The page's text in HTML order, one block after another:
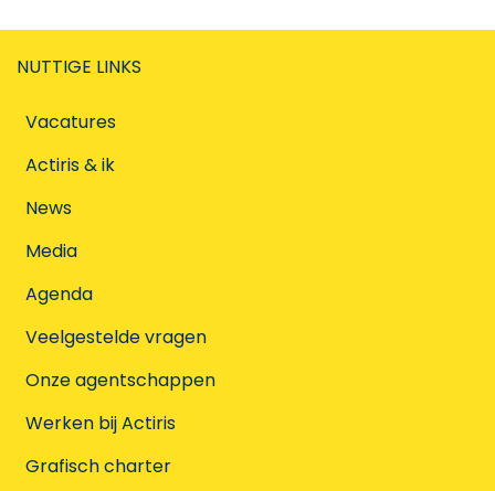
NUTTIGE LINKS
Vacatures
Actiris & ik
News
Media
Agenda
Veelgestelde vragen
Onze agentschappen
Werken bij Actiris
Grafisch charter